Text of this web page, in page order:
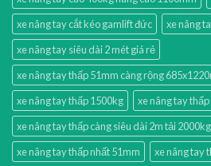
xe nâng tay cắt kéo gamlift đức
xe nâng
xe nâng tay siêu dài 2 mét giá rẻ
xe nâng tay thấp 51mm càng rộng
xe nâng tay thấp 1500kg
xe nâng tay
xe nâng tay thấp càng siêu dài 2m tải 2000kg
xe nâng tay thấp nhất 51mm
xe nâng tay